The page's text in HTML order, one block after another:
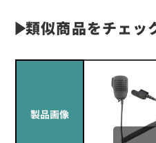
類似商品をチェッ
製品画像